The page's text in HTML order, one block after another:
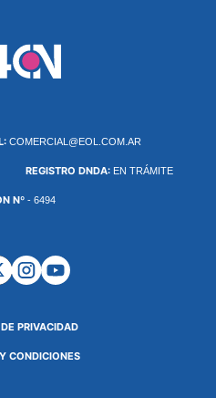
COMERCIAL@EOL.COM.AR
REGISTRO DNDA: EN TRÁMITE
Nº - 6494
PRIVACIDAD
CONDICIONES